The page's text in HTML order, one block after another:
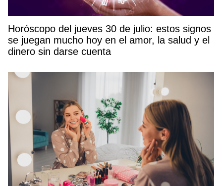
Horóscopo del jueves 30 de julio: estos signos
se juegan mucho hoy en el amor, la salud y el
dinero sin darse cuenta